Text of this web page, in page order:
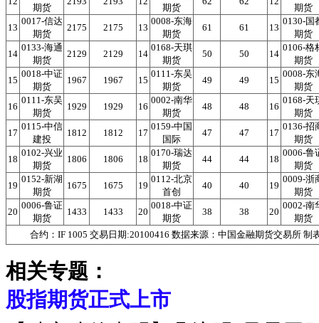
期货
期货
期货
13
0017-信达
期货
2175 2175 13
0008-东海
期货
61 61 13
0130-国
期货
14
0133-海通
期货
2129 2129 14
0168-天琪
期货
50 50 14
0106-格
期货
15
0018-中证
期货
1967 1967 15
0111-东吴
期货
49 49 15
0008-东
期货
16
0111-东吴
期货
1929 1929 16
0002-南华
期货
48 48 16
0168-天
期货
17
0115-中信
建投
1812 1812 17
0159-中国
国际
47 47 17
0136-招
期货
18
0102-兴业
期货
1806 1806 18
0170-瑞达
期货
44 44 18
0006-鲁
期货
19
0152-新湖
期货
1675 1675 19
0112-北京
首创
40 40 19
0009-浙
期货
20
0006-鲁证
期货
1433 1433 20
0018-中证
期货
38 38 20
0002-南
期货
合约：IF 1005 交易日期:20100416 数据来源：中国金融期货交易所 制
相关专题：
股指期货正式上市